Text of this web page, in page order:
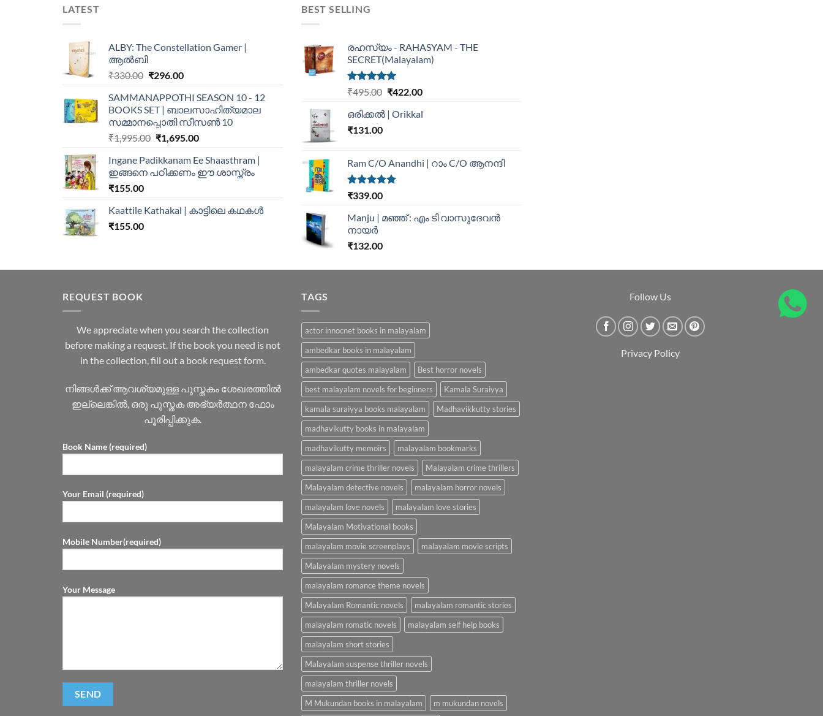
LATEST
ALBY: The Constellation Gamer |
ആൽബി
₹330.00 ₹296.00
SAMMANAPPOTHI SEASON 10 - 12
BOOKS SET | ബാലസാഹിത്യമാല
സമ്മാനപ്പൊതി സീസൺ 10
₹1,995.00 ₹1,695.00
Ingane Padikkanam Ee Shaasthram |
ഇങ്ങനെ പഠിക്കണം ഈ ശാസ്ത്രം
₹155.00
Kaattile Kathakal | കാട്ടിലെ കഥകള്‍
₹155.00
BEST SELLING
രഹസ്യം - RAHASYAM - THE
SECRET(Malayalam)
Rated5.00
₹495.00 ₹422.00
ഒരിക്കൽ | Orikkal
₹131.00
Ram C/O Anandhi | റാം C/O ആനന്ദി
Rated5.00
₹339.00
Manju | മഞ്ഞ് : എം ടി വാസുദേവന്‍
നായര്‍
₹132.00
REQUEST BOOK
We appreciate when you search the collection
before making a request. If the book you need is not
in the collection, fill out a book request form.
നിങ്ങൾക്ക് ആവശ്യമുള്ള പുസ്തകം ശേഖരത്തിൽ
ഇല്ലെങ്കിൽ, ഒരു പുസ്തക അഭ്യർത്ഥന ഫോം
പൂരിപ്പിക്കുക.
Book Name (required)
Your Email (required)
Mobile Number(required)
Your Message
TAGS
actor innocnet books in malayalam
ambedkar books in malayalam
ambedkar quotes malayalam
Best horror novels
best malayalam novels for beginners
Kamala Suraiyya
kamala suraiyya books malayalam
Madhavikkutty stories
madhavikutty books in malayalam
madhavikutty memoirs
malayalam bookmarks
malayalam crime thriller novels
Malayalam crime thrillers
Malayalam detective novels
malayalam horror novels
malayalam love novels
malayalam love stories
Malayalam Motivational books
malayalam movie screenplays
malayalam movie scripts
Malayalam mystery novels
malayalam romance theme novels
Malayalam Romantic novels
malayalam romantic stories
malayalam romatic novels
malayalam self help books
malayalam short stories
Malayalam suspense thriller novels
malayalam thriller novels
M Mukundan books in malayalam
m mukundan novels
Follow Us
Privacy Policy